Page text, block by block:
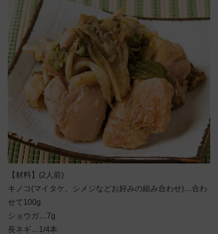
【材料】 (2人前)
キノコ(マイタケ、シメジなどお好みの組み合わせ)…合わ
せて100g
ショウガ…7g
長ネギ…1/4本